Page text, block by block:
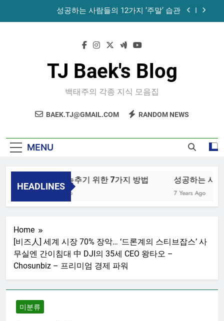
성공하는 사람들의 12가지 ‘주말’ 습관
노화를 늦추기 위한 7가지 방법
성공하는 사람들의 12가지 ‘주말’ 습관
공목에 먹는 마늘과 꿀의 놀라운 효능 – 건강을 위
TJ Baek's Blog
백태주의 각종 지식 모음집
BAEK.TJ@GMAIL.COM RANDOM NEWS
MENU
HEADLINES
노화를 늦추기 위한 7가지 방법
4 Years Ago
성공하는 사람
7 Years Ago
Home
[비즈人] 세계 시장 70% 장악… ‘드론계의 스티브잡스’ 사
무실엔 간이침대 中 DJI의 35세 CEO 왕타오 –
Chosunbiz – 프리미엄 경제 파워
미분류